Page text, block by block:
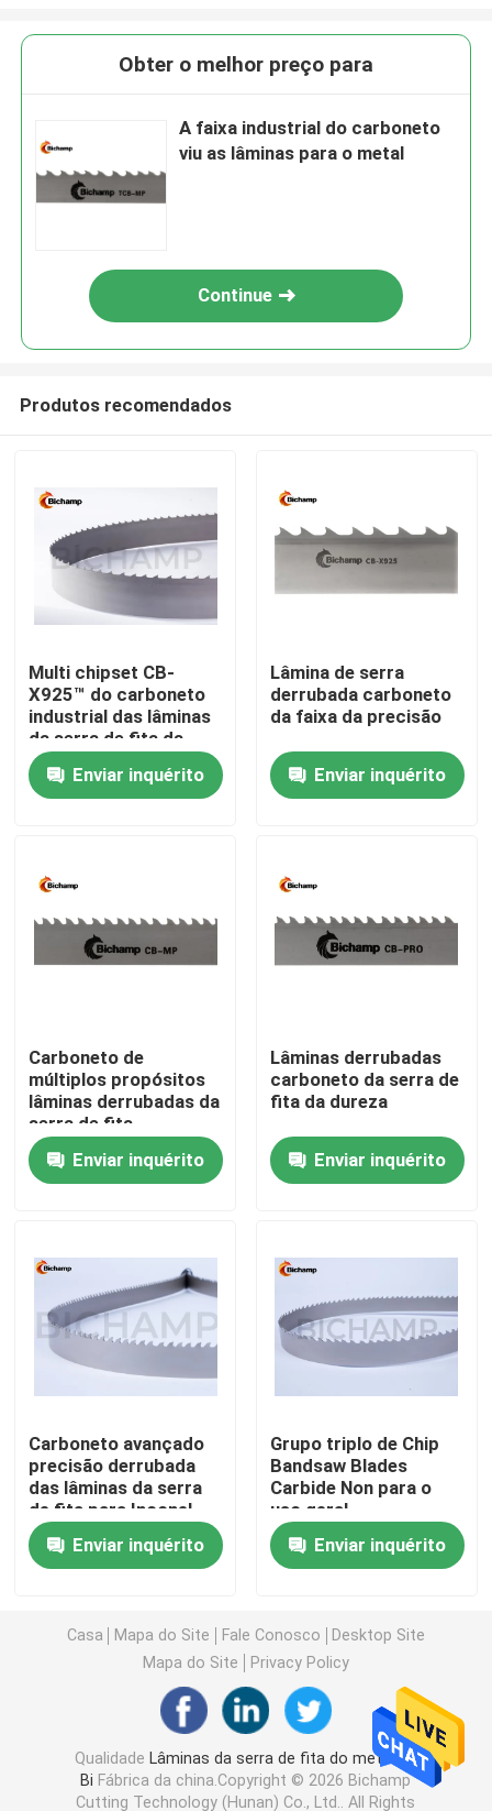
Casa
Produtos
Excursão da fábrica
Controle da qualidade
Notícia
Peça umas citações
Lâminas derrubadas carboneto da serra de fita
Lâmina de uso geral da serra de fita
Lâminas industriais da serra de fita
Lâminas da serra de fita do corte do metal
Lâmina de corte de alumínio da serra de fita
Lâminas de corte de madeira da serra de fita
Lâminas de aço inoxidável da serra de fita
Obter o melhor preço para
A faixa industrial do carboneto
viu as lâminas para o metal
Continue
Produtos recomendados
Multi chipset CB-
X925™ do carboneto
industrial das lâminas
da serra de fita da
serração
Enviar inquérito
Lâmina de serra
derrubada carboneto
da faixa da precisão
Enviar inquérito
Carboneto de
múltiplos propósitos
lâminas derrubadas da
serra de fita
Enviar inquérito
Lâminas derrubadas
carboneto da serra de
fita da dureza
Enviar inquérito
Carboneto avançado
precisão derrubada
das lâminas da serra
de fita para Inconel
Enviar inquérito
Grupo triplo de Chip
Bandsaw Blades
Carbide Non para o
uso geral
Enviar inquérito
Casa Mapa do Site Fale Conosco
Desktop Site
Mapa do Site
Privacy Policy
Qualidade Lâminas da serra de fita do metal do
Bi Fábrica da china.Copyright © 2026 Bichamp
Cutting Technology (Hunan) Co., Ltd.. All Rights